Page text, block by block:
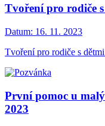
Tvoření pro rodiče
Datum: 16. 11. 2023
Tvoření pro rodiče s
První pomoc u
2023